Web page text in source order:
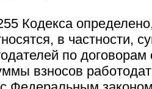
Кодекса
в частности,
по договорам
взносов